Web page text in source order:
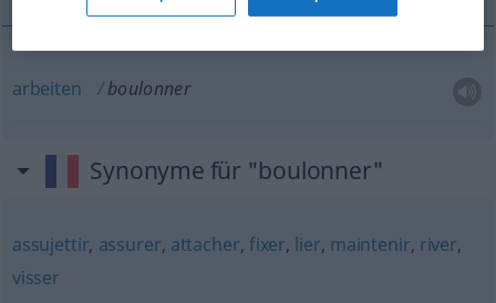
arbeiten boulonner
Synonyme für "boulonner"
assujettir, assurer, attacher, fixer, lier, maintenir, river,
visser